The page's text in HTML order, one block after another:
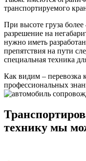
транспортируемого
При высоте груза
разрешение на
нужно иметь
препятствия на пути
специальная техника
Как видим – перевозка
профессиональных
технику мы